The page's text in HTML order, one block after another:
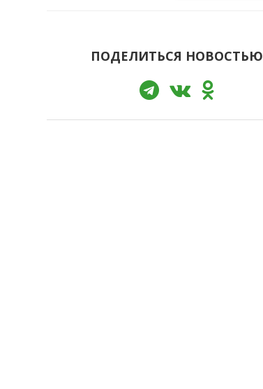
ПОДЕЛИТЬСЯ НОВОСТЬЮ